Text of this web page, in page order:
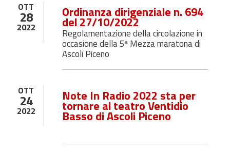
OTT
28
2022
Ordinanza dirigenziale n. 694
del 27/10/2022
Regolamentazione della circolazione in
occasione della 5ª Mezza maratona di
Ascoli Piceno
OTT
24
2022
Note In Radio 2022 sta per
tornare al teatro Ventidio
Basso di Ascoli Piceno